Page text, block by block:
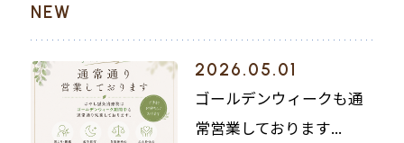
NEW
2026.05.01
ゴールデンウィークも通
常営業しております...